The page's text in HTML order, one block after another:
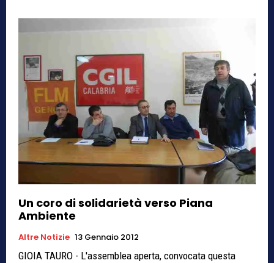
Un coro di solidarietà verso Piana
Ambiente
Altre Notizie 13 Gennaio 2012
GIOIA TAURO - L'assemblea aperta, convocata questa